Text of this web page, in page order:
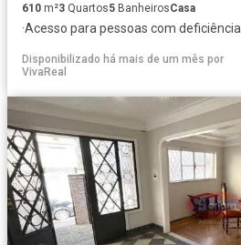
610 m²3 Quartos5 BanheirosCasa
·Acesso para pessoas com deficiência
Disponibilizado há mais de um mês por
VivaReal